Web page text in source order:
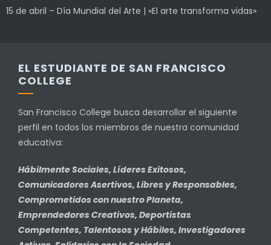
15 de abril – Día Mundial del Arte | «El arte transforma vidas»
EL ESTUDIANTE DE SAN FRANCISCO
COLLEGE
San Francisco College busca desarrollar el siguiente
perfil en todos los miembros de nuestra comunidad
educativa:
Hábilmente Sociales, Líderes Exitosos,
Comunicadores Asertivos, Libres y Responsables,
Comprometidos con nuestro Planeta,
Emprendedores Creativos, Deportistas
Competentes, Talentosos y Hábiles, Investigadores